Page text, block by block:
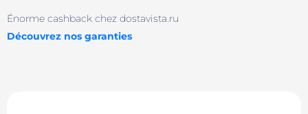
Énorme cashback chez dostavista.ru
Découvrez nos garanties